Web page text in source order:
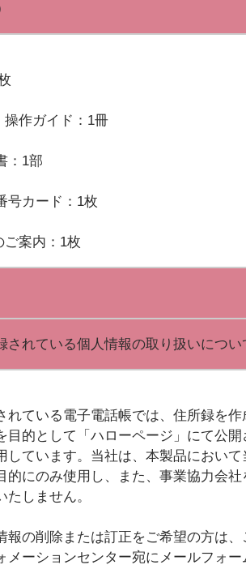
操作ガイド：1冊
：1部
号カード：1枚
されている個人情報の取り扱いについ
れている電子電話帳では、住所録を作
目的として「ハローページ」にて公開
しています。当社は、本製品において
的にのみ使用し、また、事業協力会社
たしません。
報の削除または訂正をご希望の方は、
メーションセンター宛にメールフォー